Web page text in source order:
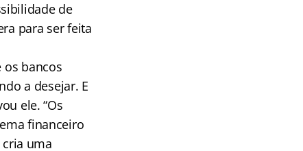
de
para ser feita
os bancos
a desejar. E
ele. “Os
financeiro
uma